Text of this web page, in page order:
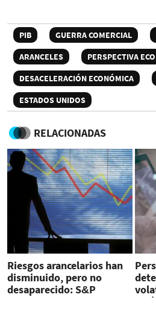
PIB GUERRA COMERCIAL
ARANCELES
PERSPECTIVA
DESACELERACIÓN ECONÓMICA
ESTADOS UNIDOS
RELACIONADAS
Riesgos arancelarios han
disminuido, pero no
desaparecido: S&P
y